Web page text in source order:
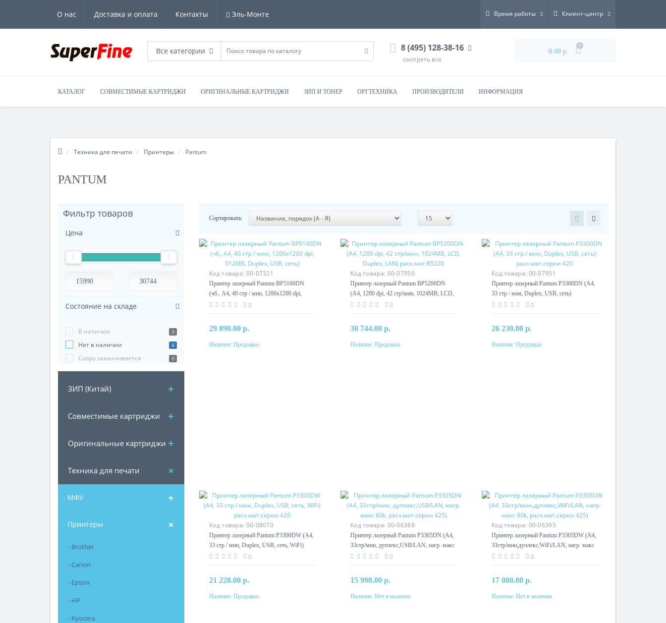
О нас Доставка и оплата Контакты Эль-Монте Время работы Клиент-центр
Все категории 8 (495) 128-38-16
смотреть все
0.00 р.
0
КАТАЛОГ СОВМЕСТИМЫЕ КАРТРИДЖИ ОРИГИНАЛЬНЫЕ КАРТРИДЖИ ЗИП И ТОНЕР ОРГТЕХНИКА ПРОИЗВОДИТЕЛИ ИНФОРМАЦИЯ
Техника для печати Принтеры Pantum
PANTUM
Фильтр товаров
Цена
Состояние на складе
В наличии 0
Нет в наличии 6
Скоро заканчивается 0
ЗИП (Китай)
Совместимые картриджи
Оригинальные картриджи
Техника для печати
- МФУ
- Принтеры
- Brother
- Canon
- Epson
- HP
- Kyocera
Сортировать:
Код товара: 00-07321
Принтер лазерный Pantum BP5100DN
(чб., A4, 40 стр / мин, 1200x1200 dpi,
512MB, Duplex, USB, сеть)
0
29 890.00 р.
Предзаказ
Наличие: Предзаказ
Код товара: 00-07950
Принтер лазерный Pantum BP5200DN
(A4, 1200 dpi, 42 стр/мин, 1024MB, LCD,
Duplex, LAN) расх.мат.R5220
0
30 744.00 р.
Предзаказ
Наличие: Предзаказ
Код товара: 00-07951
Принтер лазерный Pantum P3300DN (A4,
33 стр / мин, Duplex, USB, сеть)
расх.мат.серии 420
0
26 230.00 р.
Предзаказ
Наличие: Предзаказ
Код товара: 00-08070
Принтер лазерный Pantum P3300DW (A4,
33 стр / мин, Duplex, USB, сеть, WiFi)
расх.мат.серии 420
0
21 228.00 р.
Предзаказ
Наличие: Предзаказ
Код товара: 00-06388
Принтер лазерный Pantum P3305DN (A4,
33стр/мин, дуплекс,USB/LAN, нагр. макс
80k, расх.мат.серии 425)
0
15 990.00 р.
Предзаказ
Наличие: Нет в наличии
Код товара: 00-06395
Принтер лазерный Pantum P3305DW (A4,
33стр/мин,дуплекс,WiFi/LAN, нагр. макс
80k, расх.мат.серии 425)
0
17 080.00 р.
Предзаказ
Наличие: Нет в наличии